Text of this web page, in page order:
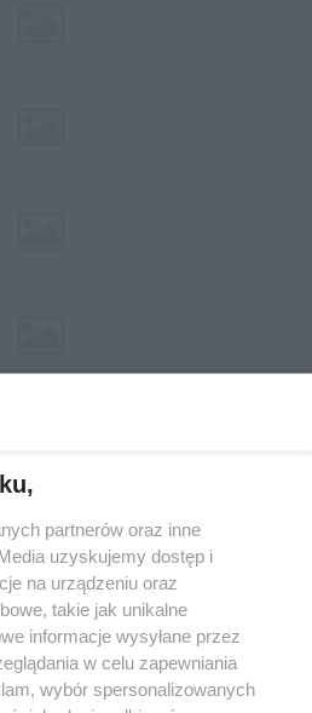
nie może być powielany i
w jakikolwiek sposób (w
na jakimkolwiek polu
włącznie z umieszczaniem w
praw. Jakiekolwiek użycie lub
lub w części z naruszeniem prawa,
pod groźbą kary i może być
partnerów oraz inne
uzyskujemy dostęp i
na urządzeniu oraz
takie jak unikalne
informacje wysyłane przez
w celu zapewniania
wybór spersonalizowanych